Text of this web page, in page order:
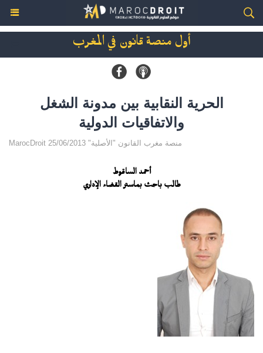
أول منصة قانون في المغرب
الحرية النقابية بين مدونة الشغل
والاتفاقيات الدولية
MarocDroit منصة مغرب القانون "الأصلية" 25/06/2013
أحمد الساقوط
طالب باحث بماستر القضاء الإداري